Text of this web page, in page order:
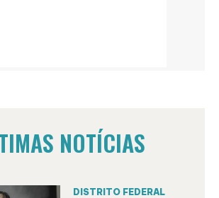
NOTÍCIAS
DISTRITO FEDERAL